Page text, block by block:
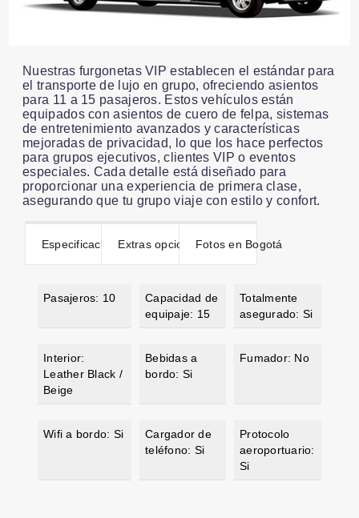
Nuestras furgonetas VIP establecen el estándar para
el transporte de lujo en grupo, ofreciendo asientos
para 11 a 15 pasajeros. Estos vehículos están
equipados con asientos de cuero de felpa, sistemas
de entretenimiento avanzados y características
mejoradas de privacidad, lo que los hace perfectos
para grupos ejecutivos, clientes VIP o eventos
especiales. Cada detalle está diseñado para
proporcionar una experiencia de primera clase,
asegurando que tu grupo viaje con estilo y confort.
EspecificacionesExtras opcionalesFotos en Bogotá
Pasajeros: 10
Capacidad de
equipaje: 15
Totalmente
asegurado: Si
Interior:
Leather Black /
Beige
Bebidas a
bordo: Si
Fumador: No
Wifi a bordo: Si
Cargador de
teléfono: Si
Protocolo
aeroportuario:
Si